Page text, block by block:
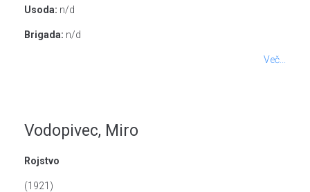
Usoda: n/d
Brigada: n/d
Več...
Vodopivec, Miro
Rojstvo
(1921)